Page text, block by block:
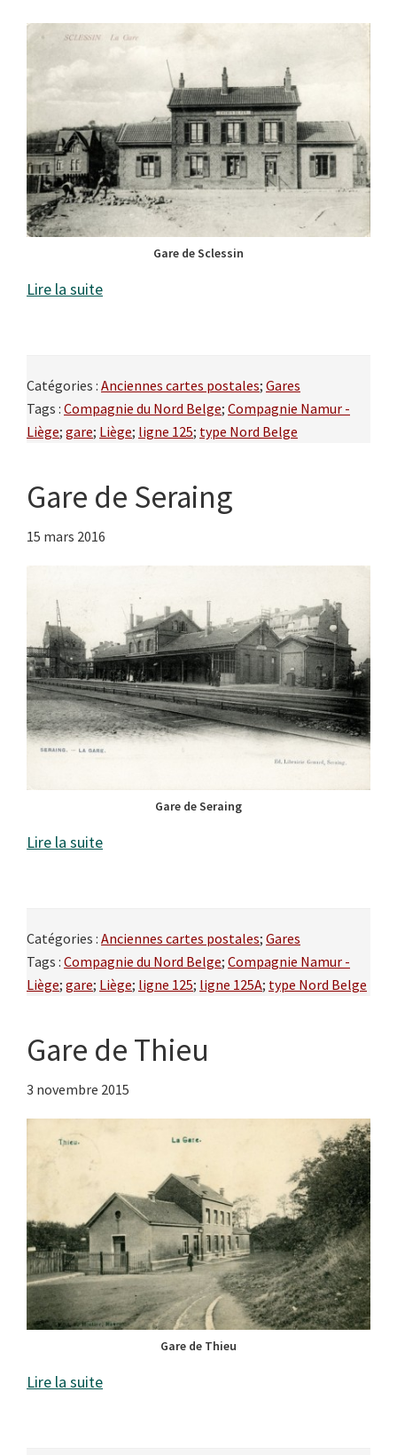
Gare de Sclessin
Lire la suite
Catégories : Anciennes cartes postales; Gares
Tags : Compagnie du Nord Belge; Compagnie Namur -
Liège; gare; Liège; ligne 125; type Nord Belge
Gare de Seraing
15 mars 2016
Gare de Seraing
Lire la suite
Catégories : Anciennes cartes postales; Gares
Tags : Compagnie du Nord Belge; Compagnie Namur -
Liège; gare; Liège; ligne 125; ligne 125A; type Nord Belge
Gare de Thieu
3 novembre 2015
Gare de Thieu
Lire la suite